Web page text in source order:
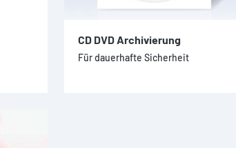
CD DVD Archivierung
Für dauerhafte Sicherheit